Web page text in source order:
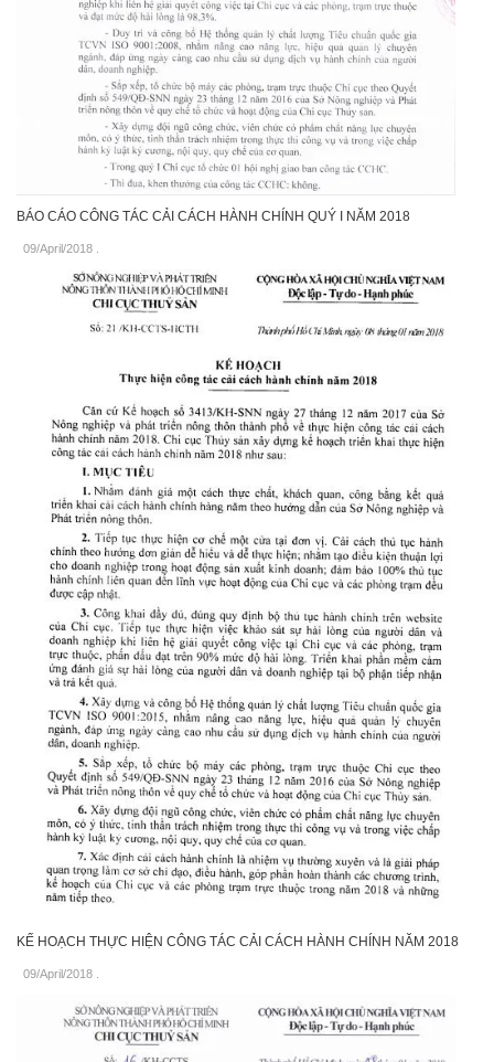
BÁO CÁO CÔNG TÁC CẢI CÁCH HÀNH CHÍNH QUÝ I NĂM 2018
09/April/2018
KẾ HOẠCH THỰC HIỆN CÔNG TÁC CẢI CÁCH HÀNH CHÍNH NĂM 2018
09/April/2018